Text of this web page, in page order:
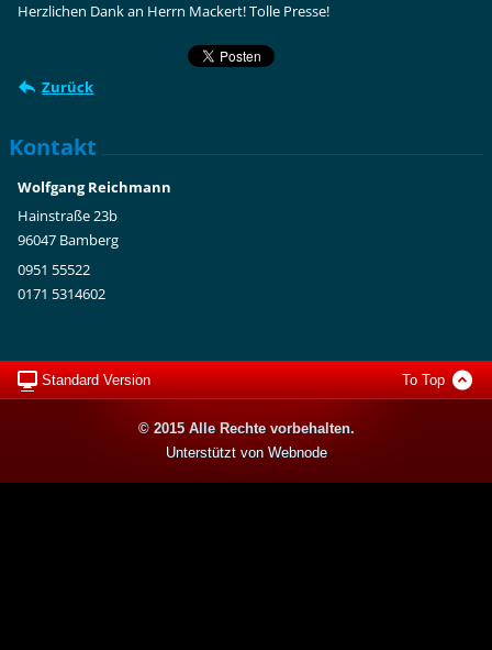
Herzlichen Dank an Herrn Mackert! Tolle Presse!
Zurück
Kontakt
Wolfgang Reichmann
Hainstraße 23b
96047 Bamberg
0951 55522
0171 5314602
Standard Version To Top
© 2015 Alle Rechte vorbehalten.
Unterstützt von Webnode